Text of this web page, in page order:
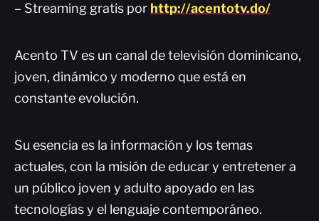
– Streaming gratis por http://acentotv.do/
Acento TV es un canal de televisión dominicano,
joven, dinámico y moderno que está en
constante evolución.
Su esencia es la información y los temas
actuales, con la misión de educar y entretener a
un público joven y adulto apoyado en las
tecnologías y el lenguaje contemporáneo.